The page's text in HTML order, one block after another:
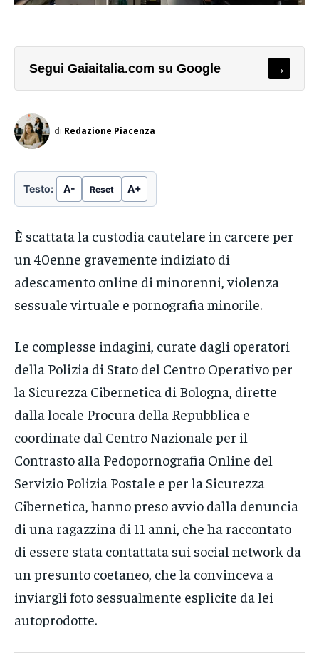
microcriminalità. Numeri e dati
12 Luglio 2024
In "Copertina"
LEGGI ANCHE
scomparsa da Piacenza il 20
aprile, di cui si erano perse le
tracce in Friuli
da Piacenza il 20 aprile, di cui si erano
perse le tracce in Friuli. La...
Segui Gaiaitalia.com su Google →
di Redazione Piacenza
Testo: A- Reset A+
È scattata la custodia cautelare in carcere per
un 40enne gravemente indiziato di
adescamento online di minorenni, violenza
sessuale virtuale e pornografia minorile.
Le complesse indagini, curate dagli operatori
della Polizia di Stato del Centro Operativo per
la Sicurezza Cibernetica di Bologna, dirette
dalla locale Procura della Repubblica e
coordinate dal Centro Nazionale per il
Contrasto alla Pedopornografia Online del
Servizio Polizia Postale e per la Sicurezza
Cibernetica, hanno preso avvio dalla denuncia
di una ragazzina di 11 anni, che ha raccontato
di essere stata contattata sui social network da
un presunto coetaneo, che la convinceva a
inviargli foto sessualmente esplicite da lei
autoprodotte.